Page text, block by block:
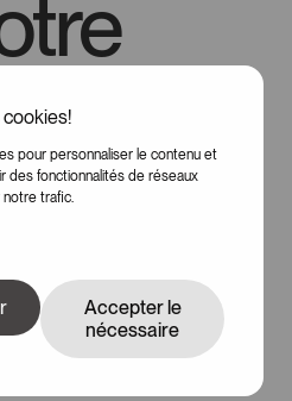
pour personnaliser le contenu et
des fonctionnalités de réseaux
notre trafic.
Accepter le
nécessaire